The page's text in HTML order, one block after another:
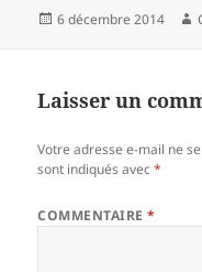
Publié
6 décembre 2014
Laisser un
Votre adresse e-mail ne
sont indiqués avec*
COMMENTAIRE*